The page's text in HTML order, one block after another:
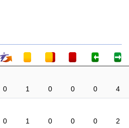
0 1 0 0 0 4
0 1 0 0 0 2